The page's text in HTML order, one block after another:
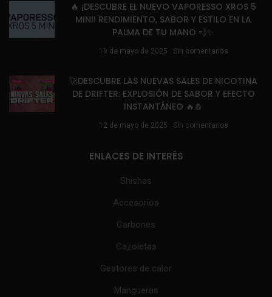
🔥 ¡DESCUBRE EL NUEVO VAPORESSO XROS 5
MINI! RENDIMIENTO, SABOR Y ESTILO EN LA
PALMA DE TU MANO 💨✨
19 de mayo de 2025 Sin comentarios
🚀DESCUBRE LAS NUEVAS SALES DE NICOTINA
DE DRIFTER: EXPLOSIÓN DE SABOR Y EFECTO
INSTANTÁNEO 🔥🧂
12 de mayo de 2025 Sin comentarios
ENLACES DE INTERÉS
Shishas
Accesorios
Carbones
Cazoletas
Gestores de calor
Mangueras